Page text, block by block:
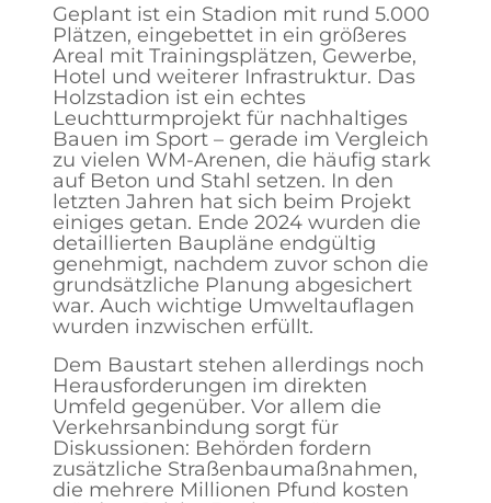
Geplant ist ein Stadion mit rund 5.000
Plätzen, eingebettet in ein größeres
Areal mit Trainingsplätzen, Gewerbe,
Hotel und weiterer Infrastruktur. Das
Holzstadion ist ein echtes
Leuchtturmprojekt für nachhaltiges
Bauen im Sport – gerade im Vergleich
zu vielen WM‑Arenen, die häufig stark
auf Beton und Stahl setzen. In den
letzten Jahren hat sich beim Projekt
einiges getan. Ende 2024 wurden die
detaillierten Baupläne endgültig
genehmigt, nachdem zuvor schon die
grundsätzliche Planung abgesichert
war. Auch wichtige Umweltauflagen
wurden inzwischen erfüllt.
Dem Baustart stehen allerdings noch
Herausforderungen im direkten
Umfeld gegenüber. Vor allem die
Verkehrsanbindung sorgt für
Diskussionen: Behörden fordern
zusätzliche Straßenbaumaßnahmen,
die mehrere Millionen Pfund kosten